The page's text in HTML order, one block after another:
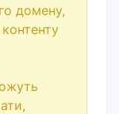
домену,